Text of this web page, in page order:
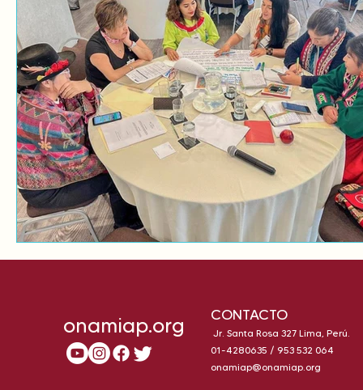
onamiap.org CONTACTO
Jr. Santa Rosa 327 Lima, Perú.
01-4280635 / 953 532 064
onamiap@onamiap.org